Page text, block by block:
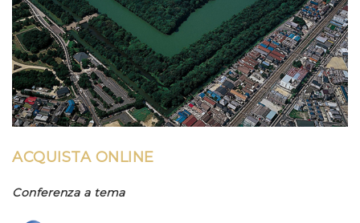
ACQUISTA ONLINE
Conferenza a tema